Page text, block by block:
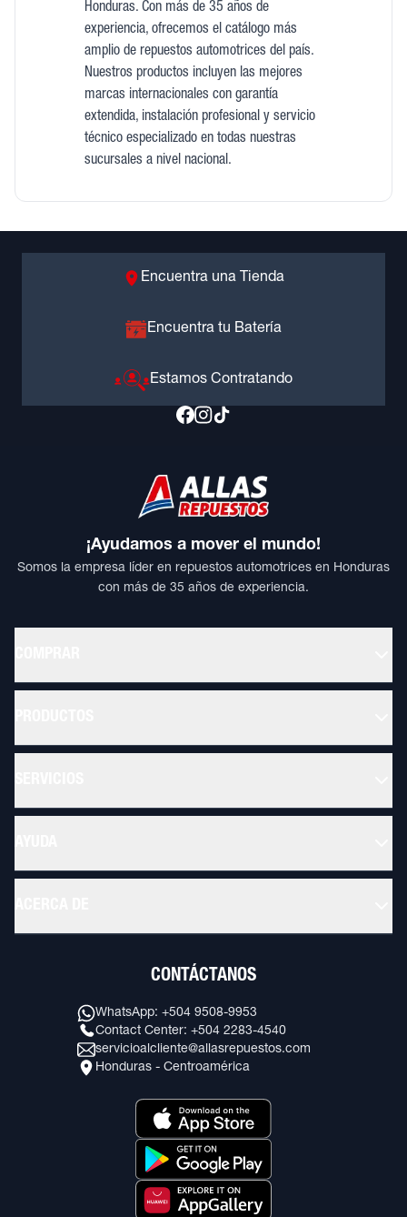
Honduras. Con más de 35 años de
experiencia, ofrecemos el catálogo más
amplio de repuestos automotrices del país.
Nuestros productos incluyen las mejores
marcas internacionales con garantía
extendida, instalación profesional y servicio
técnico especializado en todas nuestras
sucursales a nivel nacional.
Encuentra una Tienda
Encuentra tu Batería
Estamos Contratando
¡Ayudamos a mover el mundo!
Somos la empresa líder en repuestos automotrices en Honduras
con más de 35 años de experiencia.
CONTÁCTANOS
WhatsApp: +504 9508-9953
Contact Center: +504 2283-4540
servicioalcliente@allasrepuestos.com
Honduras - Centroamérica